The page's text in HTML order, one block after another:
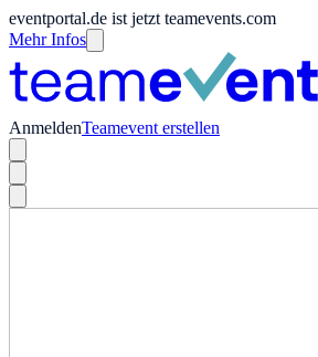
eventportal.de ist jetzt teamevents.com
Mehr Infos
AnmeldenTeamevent erstellen